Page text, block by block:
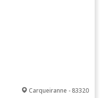
Carqueiranne - 83320